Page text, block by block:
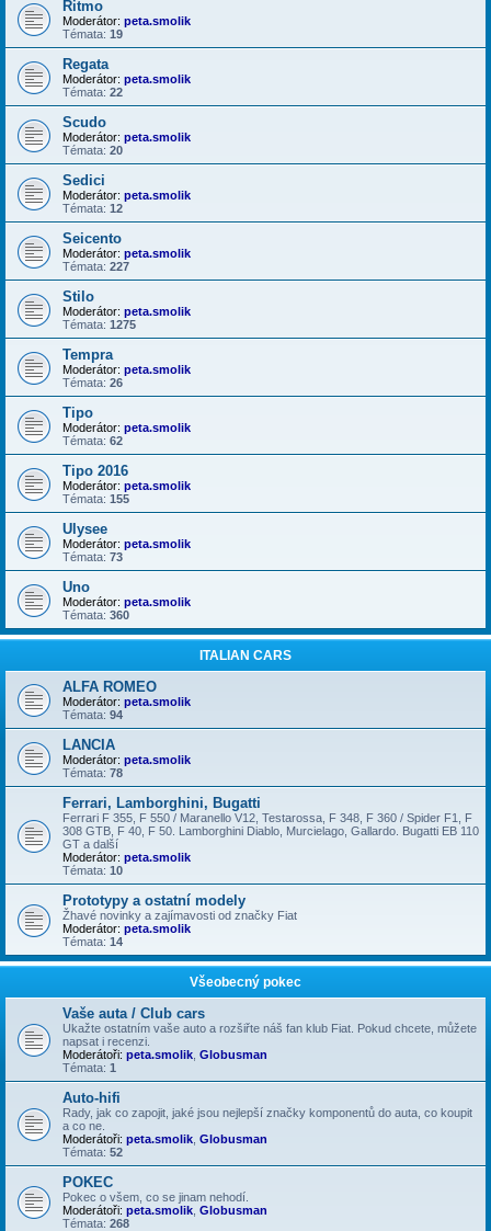
Ritmo
Moderátor: peta.smolik
Témata: 19
Regata
Moderátor: peta.smolik
Témata: 22
Scudo
Moderátor: peta.smolik
Témata: 20
Sedici
Moderátor: peta.smolik
Témata: 12
Seicento
Moderátor: peta.smolik
Témata: 227
Stilo
Moderátor: peta.smolik
Témata: 1275
Tempra
Moderátor: peta.smolik
Témata: 26
Tipo
Moderátor: peta.smolik
Témata: 62
Tipo 2016
Moderátor: peta.smolik
Témata: 155
Ulysee
Moderátor: peta.smolik
Témata: 73
Uno
Moderátor: peta.smolik
Témata: 360
ITALIAN CARS
ALFA ROMEO
Moderátor: peta.smolik
Témata: 94
LANCIA
Moderátor: peta.smolik
Témata: 78
Ferrari, Lamborghini, Bugatti
Ferrari F 355, F 550 / Maranello V12, Testarossa, F 348, F 360 / Spider F1, F
308 GTB, F 40, F 50. Lamborghini Diablo, Murcielago, Gallardo. Bugatti EB 110
GT a další
Moderátor: peta.smolik
Témata: 10
Prototypy a ostatní modely
Žhavé novinky a zajímavosti od značky Fiat
Moderátor: peta.smolik
Témata: 14
Všeobecný pokec
Vaše auta / Club cars
Ukažte ostatním vaše auto a rozšiřte náš fan klub Fiat. Pokud chcete, můžete
napsat i recenzi.
Moderátoři: peta.smolik Globusman
Témata: 1
Auto-hifi
Rady, jak co zapojit, jaké jsou nejlepší značky komponentů do auta, co koupit
a co ne.
Moderátoři: peta.smolik Globusman
Témata: 52
POKEC
Pokec o všem, co se jinam nehodí.
Moderátoři: peta.smolik Globusman
Témata: 268